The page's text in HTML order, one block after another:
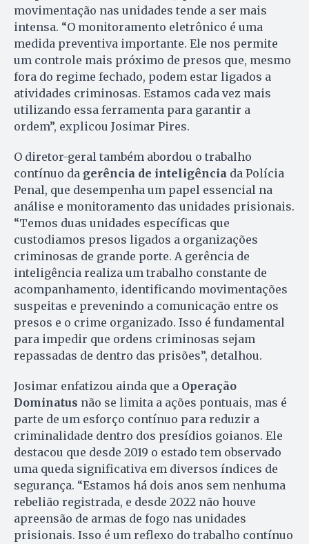
movimentação nas unidades tende a ser mais
intensa. “O monitoramento eletrônico é uma
medida preventiva importante. Ele nos permite
um controle mais próximo de presos que, mesmo
fora do regime fechado, podem estar ligados a
atividades criminosas. Estamos cada vez mais
utilizando essa ferramenta para garantir a
ordem”, explicou Josimar Pires.
O diretor-geral também abordou o trabalho
contínuo da gerência de inteligência da Polícia
Penal, que desempenha um papel essencial na
análise e monitoramento das unidades prisionais.
“Temos duas unidades específicas que
custodiamos presos ligados a organizações
criminosas de grande porte. A gerência de
inteligência realiza um trabalho constante de
acompanhamento, identificando movimentações
suspeitas e prevenindo a comunicação entre os
presos e o crime organizado. Isso é fundamental
para impedir que ordens criminosas sejam
repassadas de dentro das prisões”, detalhou.
Josimar enfatizou ainda que a Operação
Dominatus não se limita a ações pontuais, mas é
parte de um esforço contínuo para reduzir a
criminalidade dentro dos presídios goianos. Ele
destacou que desde 2019 o estado tem observado
uma queda significativa em diversos índices de
segurança. “Estamos há dois anos sem nenhuma
rebelião registrada, e desde 2022 não houve
apreensão de armas de fogo nas unidades
prisionais. Isso é um reflexo do trabalho contínuo